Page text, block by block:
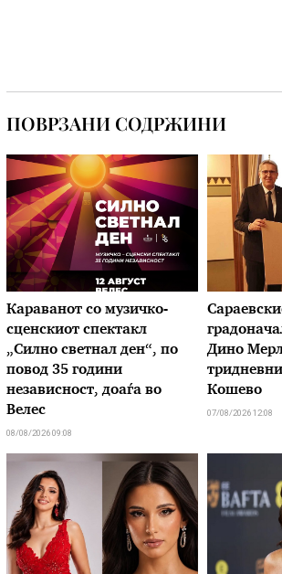
ПОВРЗАНИ СОДРЖИНИ
Караванот со музичкo-
сценскиот спектакл
„Силно светнал ден“, по
повод 35 години
независност, доаѓа во
Велес
08/08/2026 09:08
Дино
Кошево
07/08/2026 12:08